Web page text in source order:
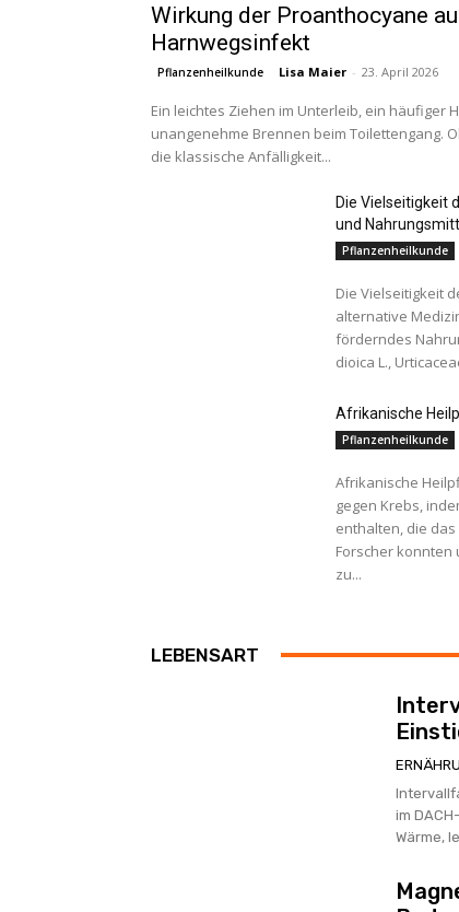
Wirkung der Proanthocyane
Harnwegsinfekt
Pflanzenheilkunde Lisa Maier - 23. April 2026
Ein leichtes Ziehen im Unterleib, ein häufiger
unangenehme Brennen beim Toilettengang.
die klassische Anfälligkeit...
Die Vielseitigkeit
und
Pflanzenheilkunde
Die Vielseitigkeit
alternative
förderndes
dioica L.,
Afrikanische
Pflanzenheilkunde
Afrikanische
gegen Krebs,
enthalten, die
Forscher
zu...
LEBENSART
im
Wärme,